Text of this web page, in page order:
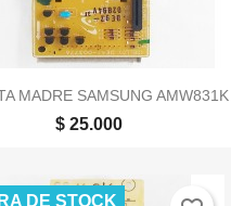
MADRE SAMSUNG AMW831K
$ 25.000
DE STOCK